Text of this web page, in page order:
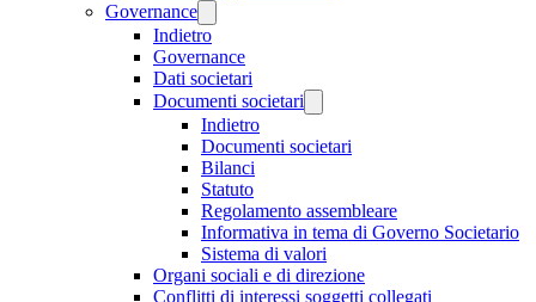
Governance
Indietro
Governance
Dati societari
Documenti societari
Indietro
Documenti societari
Bilanci
Statuto
Regolamento assembleare
Informativa in tema di Governo Societario
Sistema di valori
Organi sociali e di direzione
Conflitti di interessi soggetti collegati